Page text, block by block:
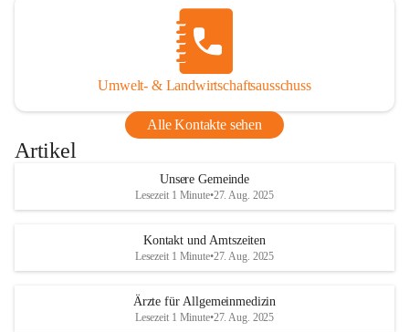
Umwelt- & Landwirtschaftsausschuss
Alle Kontakte sehen
Artikel
Unsere Gemeinde
Lesezeit 1 Minute•27. Aug. 2025
Kontakt und Amtszeiten
Lesezeit 1 Minute•27. Aug. 2025
Ärzte für Allgemeinmedizin
Lesezeit 1 Minute•27. Aug. 2025